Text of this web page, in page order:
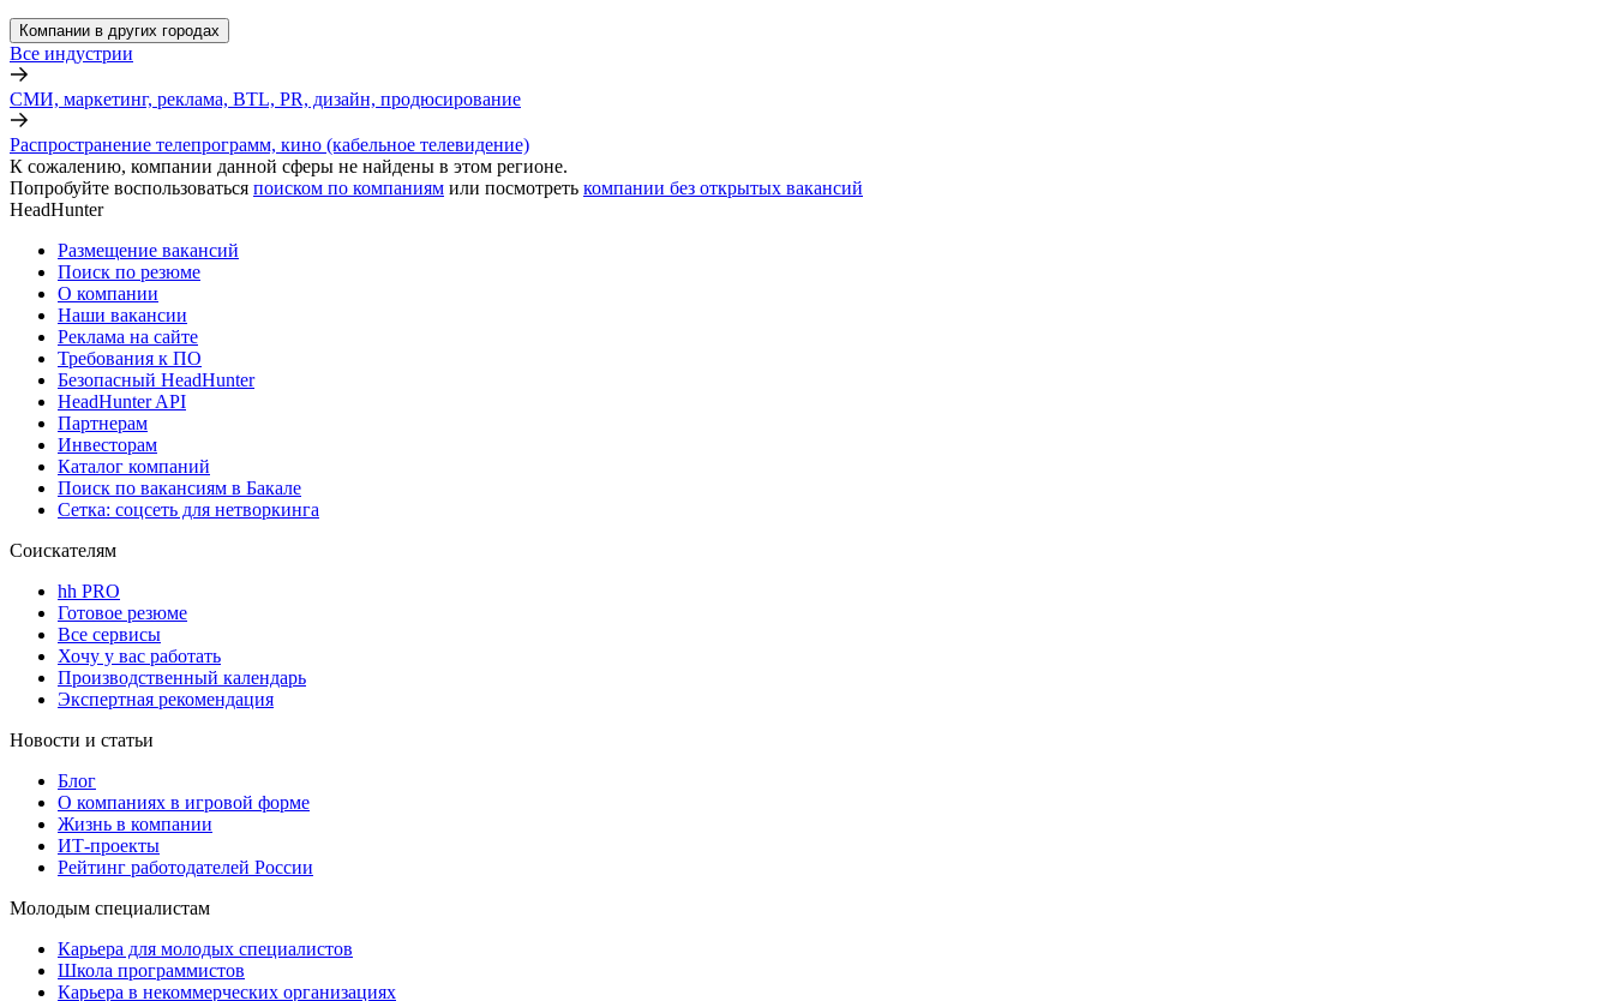
Компании в других городах
Все индустрии
СМИ, маркетинг, реклама, BTL, PR, дизайн, продюсирование
Распространение телепрограмм, кино (кабельное телевидение)
К сожалению, компании данной сферы не найдены в этом регионе.
Попробуйте воспользоваться поиском по компаниям или посмотреть компании без открытых вакансий
HeadHunter
Размещение вакансий
Поиск по резюме
О компании
Наши вакансии
Реклама на сайте
Требования к ПО
Безопасный HeadHunter
HeadHunter API
Партнерам
Инвесторам
Каталог компаний
Поиск по вакансиям в Бакале
Сетка: соцсеть для нетворкинга
Соискателям
hh PRO
Готовое резюме
Все сервисы
Хочу у вас работать
Производственный календарь
Экспертная рекомендация
Новости и статьи
Блог
О компаниях в игровой форме
Жизнь в компании
ИТ-проекты
Рейтинг работодателей России
Молодым специалистам
Карьера для молодых специалистов
Школа программистов
Карьера в некоммерческих организациях